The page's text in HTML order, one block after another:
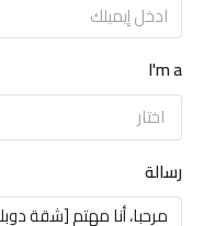
I'm a
اختار
رسالة